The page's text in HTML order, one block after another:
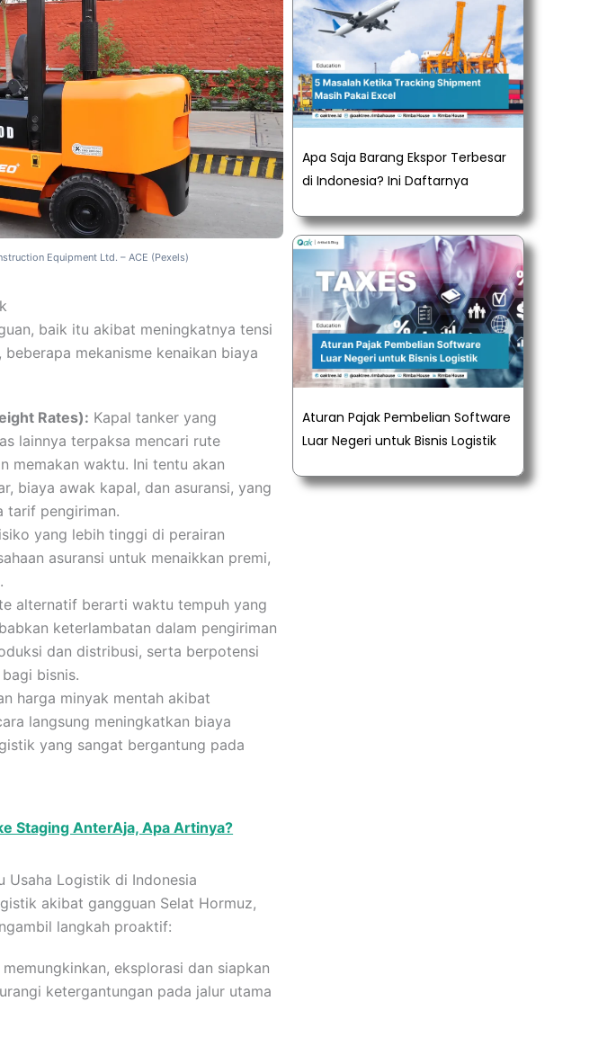
Equipment Ltd. – ACE (Pexels)
baik itu akibat meningkatnya tensi
mekanisme kenaikan biaya
Rates): Kapal tanker yang
lainnya terpaksa mencari rute
memakan waktu. Ini tentu akan
biaya awak kapal, dan asuransi, yang
tarif pengiriman.
yang lebih tinggi di perairan
asuransi untuk menaikkan premi,
alternatif berarti waktu tempuh yang
keterlambatan dalam pengiriman
dan distribusi, serta berpotensi
bisnis.
harga minyak mentah akibat
langsung meningkatkan biaya
yang sangat bergantung pada
Staging AnterAja, Apa Artinya?
Usaha Logistik di Indonesia
akibat gangguan Selat Hormuz,
langkah proaktif:
eksplorasi dan siapkan
ketergantungan pada jalur utama
Apa Saja Barang Ekspor Terbesar
di Indonesia? Ini Daftarnya
Aturan Pajak Pembelian Software
Luar Negeri untuk Bisnis Logistik